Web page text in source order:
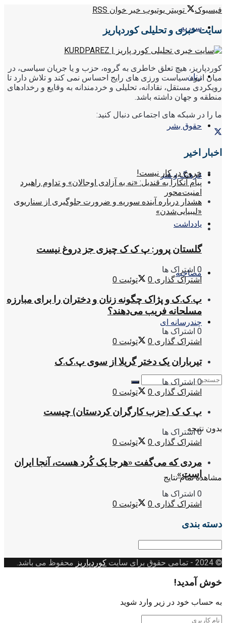
سوریه
زنان
حقوق بشر
فرهنگ و هنر
یادداشت
مصاحبه
چندرسانه ای
بدون نتیجه
مشاهده تمام نتایج
فیسبوک
توییتر یوتیوب خبر خوان RSS
سایت خبری و تحلیلی کوردپاریز
کوردپاریز، هیچ تعلق خاطری به گروه، حزب و یا جریان سیاسی، در
میان انبوه سیاست ورزی های رایج احساس نمی کند و تلاش دارد تا
رویکردی مستقل، نقادانه، تحلیلی و خردمندانه به وقایع و رخدادهای
منطقه و جهان داشته باشد.
ما را در شبکه های اجتماعی دنبال کنید:
اخبار اخیر
خروج در کار نیست!
پیام آنکارا به قندیل: «نه به آزادی اوجالان» و تداوم راهبرد
امنیت‌محور
هشدار درباره آینده سوریه و ضرورت جلوگیری از سناریوی
«لیبیایی‌شدن»
گلستان پرور: پ ک ک چیزی جز دروغ نیست
0 اشتراک ها
اشتراک گذاری 0 توئیت 0
پ.ک.ک و پژاک چگونه زنان و دختران را برای مبارزه
مسلحانه فریب می‌دهند؟
0 اشتراک ها
اشتراک گذاری 0 توئیت 0
تیرباران یک دختر گریلا از سوی پ.ک.ک
0 اشتراک ها
اشتراک گذاری 0 توئیت 0
پ ک ک (حزب کارگران کردستان) چیست
0 اشتراک ها
اشتراک گذاری 0 توئیت 0
مردی که می‌گفت «هرجا یک کُرد هست، آنجا ایران
است»
0 اشتراک ها
اشتراک گذاری 0 توئیت 0
دسته بندی
دسته
© 2024
- تمامی حقوق برای سایت کوردپاریز محفوظ می باشد.
خوش آمدید!
به حساب خود در زیر وارد شوید